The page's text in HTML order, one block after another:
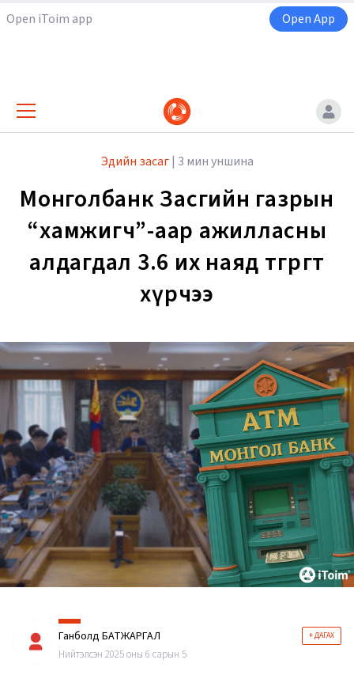
Open iToim app Open App
Эдийн засаг | 3 мин уншина
Монголбанк Засгийн газрын
“хамжигч”-аар ажилласны
алдагдал 3.6 их наяд төгрөгт
хүрчээ
Ганболд БАТЖАРГАЛ + ДАГАХ
Нийтэлсэн 2025 оны 6 сарын 5